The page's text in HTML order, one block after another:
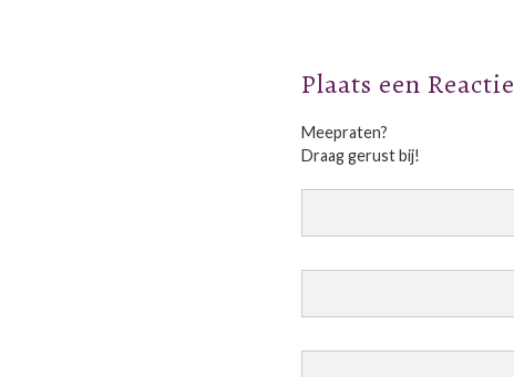
Plaats een Reactie
Meepraten?
Draag gerust bij!